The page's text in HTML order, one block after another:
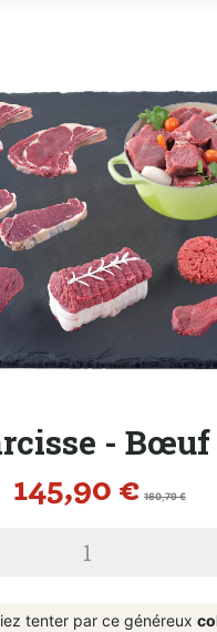
- Bœuf
145,90 € 160,79 €
tenter par ce généreux